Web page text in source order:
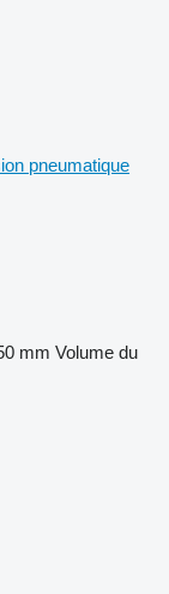
pneumatique
mm Volume du